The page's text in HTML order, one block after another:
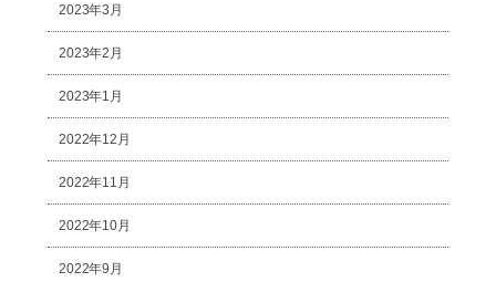
2023年3月
2023年2月
2023年1月
2022年12月
2022年11月
2022年10月
2022年9月